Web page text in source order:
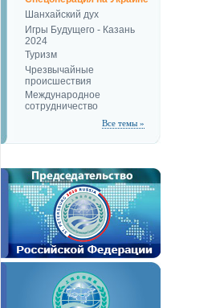
Шанхайский дух
Игры Будущего - Казань
2024
Туризм
Чрезвычайные
происшествия
Международное
сотрудничество
Все темы »